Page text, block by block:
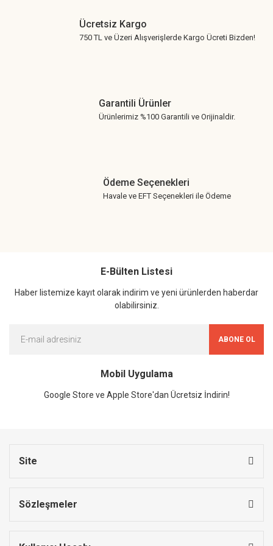
Ücretsiz Kargo
750 TL ve Üzeri Alışverişlerde Kargo Ücreti Bizden!
Garantili Ürünler
Ürünlerimiz %100 Garantili ve Orijinaldir.
Ödeme Seçenekleri
Havale ve EFT Seçenekleri ile Ödeme
E-Bülten Listesi
Haber listemize kayıt olarak indirim ve yeni ürünlerden haberdar
olabilirsiniz.
ABONE OL
Mobil Uygulama
Google Store ve Apple Store'dan Ücretsiz İndirin!
Site
Sözleşmeler